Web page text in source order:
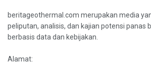
beritageothermal.com merupakan media
peliputan, analisis, dan kajian potensi panas
berbasis data dan kebijakan.
Alamat: